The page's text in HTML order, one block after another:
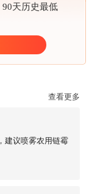
天历史最低
查看更多
建议喷雾农用链霉